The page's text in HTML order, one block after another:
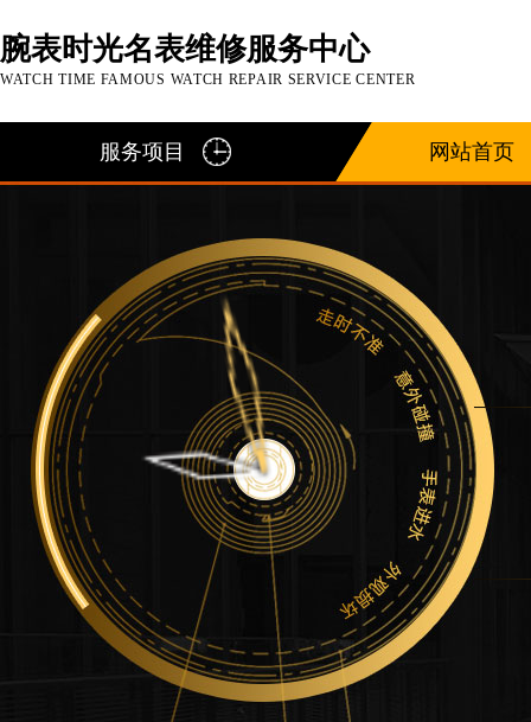
腕表时光名表维修服务中心
WATCH TIME FAMOUS WATCH REPAIR SERVICE CENTER
服务项目 网站首页
2026年7月腕表时光中国区售后服务网络优化升级
2026年7月腕表时光全国官方售后客户服务热线：
腕表时光官方全国统一服务热线400-188-5020，
2026年7月腕表时光售后服务中心最新网点地址：
北京市东城区东长安街1号东方广场写字楼W3座6
北京市朝阳区建国门外大街甲6号华熙国际中心写